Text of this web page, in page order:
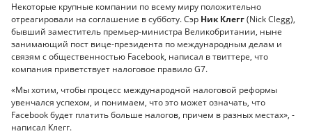
Некоторые крупные компании по всему миру положительно
отреагировали на соглашение в субботу. Сэр Ник Клегг(Nick Clegg),
бывший заместитель премьер-министра Великобритании, ныне
занимающий пост вице-президента по международным делам и
связям с общественностью Facebook, написал в твиттере, что
компания приветствует налоговое правило G7.
«Мы хотим, чтобы процесс международной налоговой реформы
увенчался успехом, и понимаем, что это может означать, что
Facebook будет платить больше налогов, причем в разных местах», -
написал Клегг.